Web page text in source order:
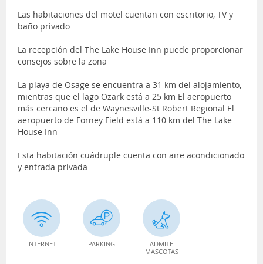
Las habitaciones del motel cuentan con escritorio, TV y
baño privado
La recepción del The Lake House Inn puede proporcionar
consejos sobre la zona
La playa de Osage se encuentra a 31 km del alojamiento,
mientras que el lago Ozark está a 25 km El aeropuerto
más cercano es el de Waynesville-St Robert Regional El
aeropuerto de Forney Field está a 110 km del The Lake
House Inn
Esta habitación cuádruple cuenta con aire acondicionado
y entrada privada
INTERNET PARKING
ADMITE
MASCOTAS